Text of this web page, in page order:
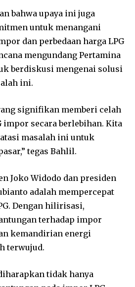
bahwa upaya ini juga
untuk menangani
dan perbedaan harga LPG
mengundang Pertamina
berdiskusi mengenai solusi
ini.
signifikan memberi celah
impor secara berlebihan. Kita
masalah ini untuk
tegas Bahlil.
Joko Widodo dan presiden
adalah mempercepat
Dengan hilirisasi,
terhadap impor
kemandirian energi
terwujud.
tidak hanya